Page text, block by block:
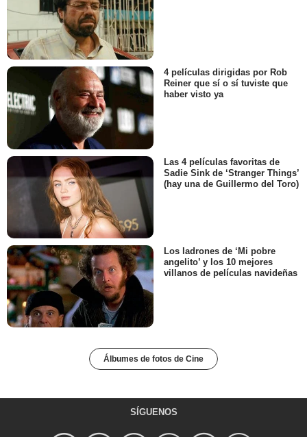
4 películas dirigidas por Rob
Reiner que sí o sí tuviste que
haber visto ya
Las 4 películas favoritas de
Sadie Sink de ‘Stranger Things’
(hay una de Guillermo del Toro)
Los ladrones de ‘Mi pobre
angelito’ y los 10 mejores
villanos de películas navideñas
Álbumes de fotos de Cine
SÍGUENOS